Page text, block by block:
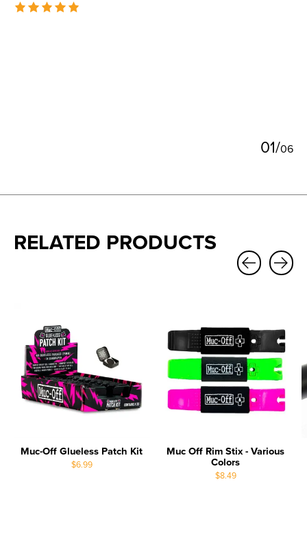
The rating of this product is
01/06
RELATED PRODUCTS
Muc-Off Glueless Patch Kit
$6.99
Muc Off Rim Stix - Various
Colors
$8.49